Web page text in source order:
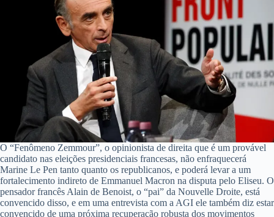
O “Fenômeno Zemmour”, o opinionista de direita que é um provável
candidato nas eleições presidenciais francesas, não enfraquecerá
Marine Le Pen tanto quanto os republicanos, e poderá levar a um
fortalecimento indireto de Emmanuel Macron na disputa pelo Eliseu. O
pensador francês Alain de Benoist, o “pai” da Nouvelle Droite, está
convencido disso, e em uma entrevista com a AGI ele também diz estar
convencido de uma próxima recuperação robusta dos movimentos